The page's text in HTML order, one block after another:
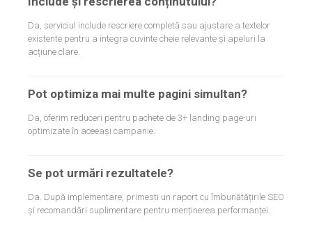
Da, serviciul include rescriere completă sau ajustare a textelor
existente pentru a integra cuvinte cheie relevante și apeluri la
acțiune clare.
Pot optimiza mai multe pagini simultan?
Da, oferim reduceri pentru pachete de 3+ landing page-uri
optimizate în aceeași campanie.
Se pot urmări rezultatele?
Da. După implementare, primesti un raport cu îmbunătățirile SEO
și recomandări suplimentare pentru menținerea performanței.